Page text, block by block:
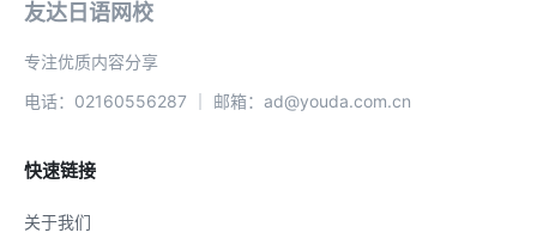
友达日语网校
专注优质内容分享
电话：02160556287 ｜ 邮箱：ad@youda.com.cn
快速链接
关于我们